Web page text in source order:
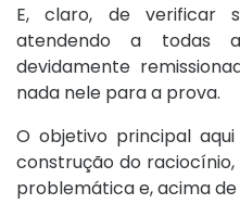
E, claro, de verificar
atendendo a todas
devidamente
nada nele para a prova.
O objetivo principal
construção do
problemática e, acima